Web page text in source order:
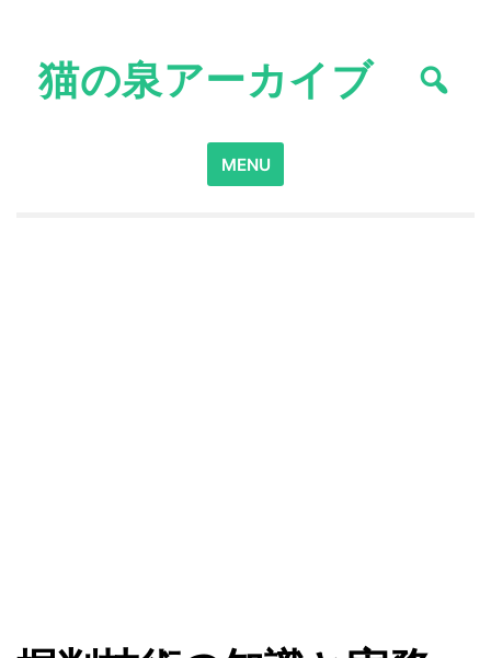
content猫の泉アーカイブ
Search
for:
MENU